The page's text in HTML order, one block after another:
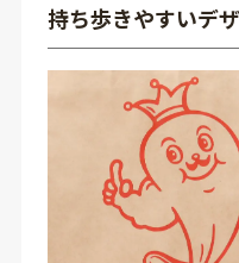
持ち歩きやすいデ